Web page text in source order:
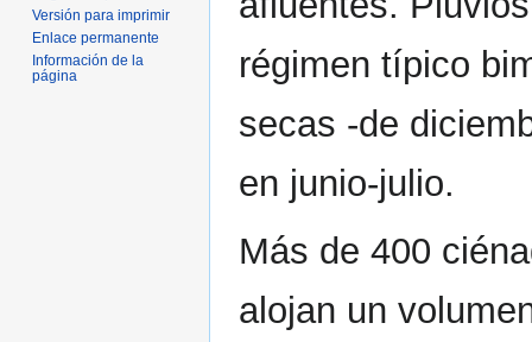
régimen típico
secas -de
en junio-julio.
Más de 400
alojan un
Versión para imprimir
Enlace permanente
Información de la
página